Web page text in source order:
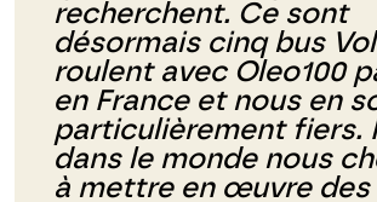
recherchent. Ce sont
désormais cinq bus
roulent avec Oleo100
en France et nous en
particulièrement fiers.
dans le monde nous
à mettre en œuvre des